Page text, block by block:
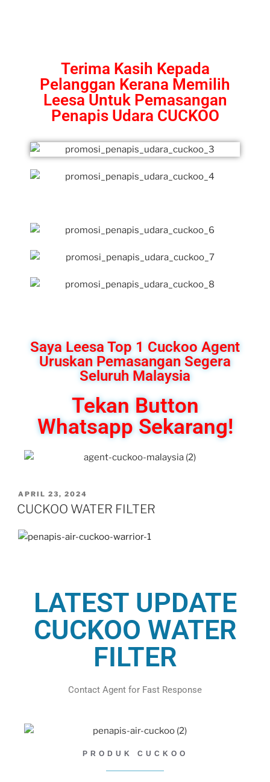
Terima Kasih Kepada
Pelanggan Kerana Memilih
Leesa Untuk Pemasangan
Penapis Udara CUCKOO
Saya Leesa Top 1 Cuckoo Agent
Uruskan Pemasangan Segera
Seluruh Malaysia
Tekan Button
Whatsapp Sekarang!
APRIL 23, 2024
CUCKOO WATER FILTER
LATEST UPDATE
CUCKOO WATER
FILTER
Contact Agent for Fast Response
PRODUK CUCKOO